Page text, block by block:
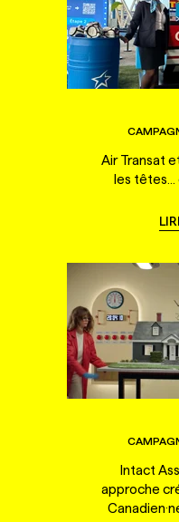
Air Transat
les têtes...
Intact
approche